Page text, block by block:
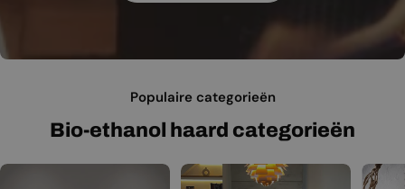
Populaire categorieën
Bio-ethanol haard categorieën